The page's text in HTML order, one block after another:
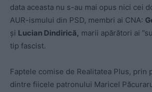
data aceasta nu s-au mai opus nici cei
AUR-ismului din PSD, membri ai CNA:
și Lucian Dindirică, marii apărători ai
tip fascist.
Faptele comise de Realitatea Plus, prin
dintre fiicele patronului Maricel